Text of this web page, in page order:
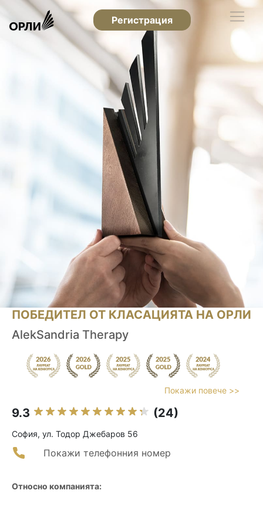
Регистрация
ПОБЕДИТЕЛ ОТ КЛАСАЦИЯТА НА ОРЛИ
AlekSandria Therapy
Покажи повече >>
9.3 (24)
София, ул. Тодор Джебаров 56
Покажи телефонния номер
Относно компанията: